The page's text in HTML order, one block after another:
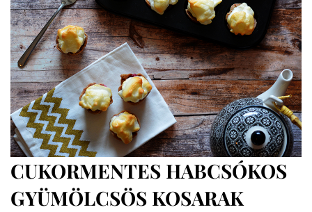
CUKORMENTES HABCSÓKOS
GYÜMÖLCSÖS KOSARAK